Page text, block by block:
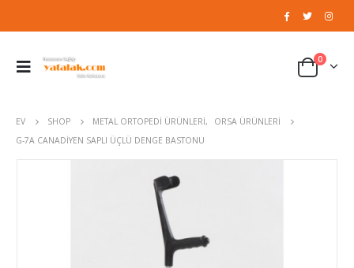
0
EV SHOP METAL ORTOPEDI ÜRÜNLERI,
ORSA ÜRÜNLERI
G-7A CANADIYEN SAPLI ÜÇLÜ DENGE BASTONU